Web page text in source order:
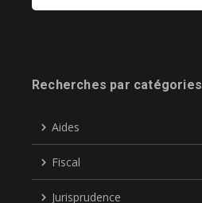
Recherches par catégories
Aides
Fiscal
Jurisprudence